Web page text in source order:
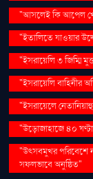
"আসলেই কি আপেল
"ইতালিতে যাওয়ার
"ইসরায়েলি ৩ জিম্মি
"ইসরায়েলি বাহিনীর
"ইসরায়েলে
"উড়োজাহাজে ৪০
"উৎসবমুখর পরিবেশে
সফলভাবে অনুষ্ঠিত"